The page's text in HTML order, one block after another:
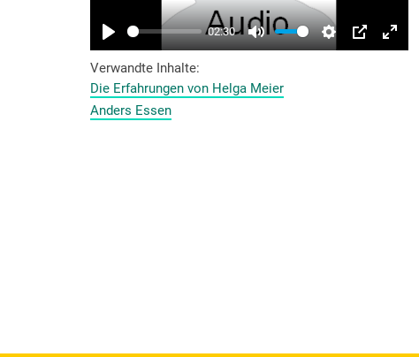
Verwandte Inhalte
Die Erfahrungen von Helga Meier
Anders Essen